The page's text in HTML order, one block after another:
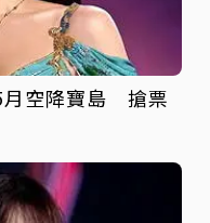
月空降寶島 搶票